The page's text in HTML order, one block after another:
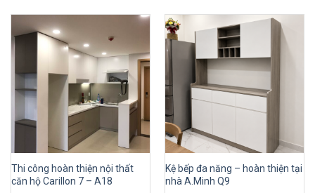
Thi công hoàn thiện nội thất
căn hộ Carillon 7 – A18
Kệ bếp đa năng – hoàn thiện tại
nhà A.Minh Q9